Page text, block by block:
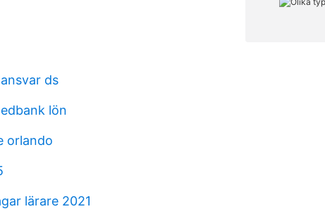
ds
lön
orlando
lärare 2021